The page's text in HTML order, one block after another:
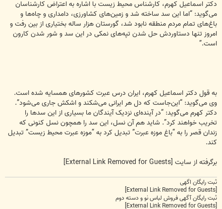
دکتر اسماعیل کهرم، کارشناس محیط زیست با اشاره به اعتراض کارشناسان
می‌گوید: “اما این سد ساخته شد و زمین‌های کشاورزی، دامداری و چاه‌ها و
باغ‌های تمام مردم منطقه نابود شد، گورستان هزار ساله بختیاری از بین رفت و
امروز تنها دستاوردش حل شدن تپه‌های نمکی در این سد و شور شدن کارون
است.”
به قول دکتر اسماعیل کهرم، ایران درس عبرت کشورهای همسایه شده است.
وی می‌گوید: “این‌جاست که دل هر ایرانی می‌شکند و اشکش جاری می‌شود”.
دکتر کهرم می‌گوید: “در آینده‌ای نزدیک آیندگان ما بسیاری از این سدها را
تخریب خواهند کرد”. شاید هم آن نسل، این سد را همچون نسل کنونی که
زندان قصر را به “باغ موزه عبرت” تبدیل کرد به “موزه عبرت محیط زیست” تبدیل
کند.
برگرفته از سایت
ثبت رایگان اگهی
ثبت رایگان آگهی فروش لباس نو و دسته دوم